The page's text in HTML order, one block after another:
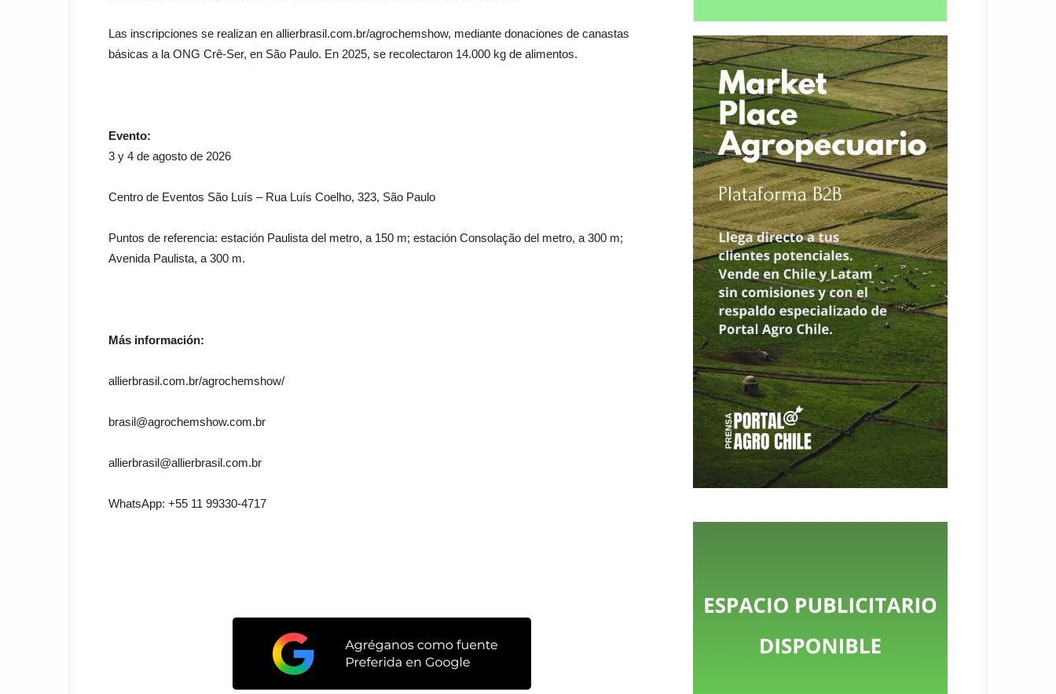
Las inscripciones se realizan en allierbrasil.com.br/agrochemshow, mediante donaciones de canastas
básicas a la ONG Crê-Ser, en São Paulo. En 2025, se recolectaron 14.000 kg de alimentos.
Evento:
3 y 4 de agosto de 2026
Centro de Eventos São Luís – Rua Luís Coelho, 323, São Paulo
Puntos de referencia: estación Paulista del metro, a 150 m; estación Consolação del metro, a 300 m;
Avenida Paulista, a 300 m.
Más información:
allierbrasil.com.br/agrochemshow/
brasil@agrochemshow.com.br
allierbrasil@allierbrasil.com.br
WhatsApp: +55 11 99330-4717